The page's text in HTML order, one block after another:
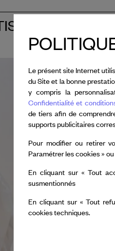
Leïla Ka
En 2026, Dance
Van Cleef &
nouvelle création
Lullaby Shot, et
diffusion à la
et au Théâtre de
Le présent site Internet
du Site et la bonne
y compris la
Confidentialité et
de tiers afin de
supports publicitaires
Pour modifier ou retirer
Paramétrer les cookies »
En cliquant sur « Tout
susmentionnés
En cliquant sur « Tout
cookies techniques.